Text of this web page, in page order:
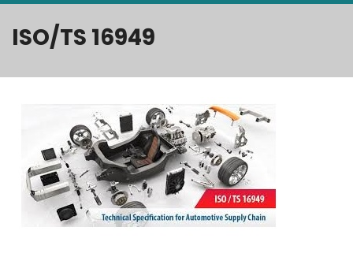
ISO/TS 16949